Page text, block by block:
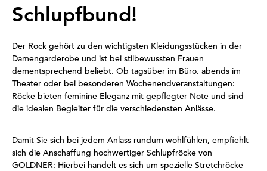
Schlupfbund!
Der Rock gehört zu den wichtigsten Kleidungsstücken in der
Damengarderobe und ist bei stilbewussten Frauen
dementsprechend beliebt. Ob tagsüber im Büro, abends im
Theater oder bei besonderen Wochenendveranstaltungen:
Röcke bieten feminine Eleganz mit gepflegter Note und sind
die idealen Begleiter für die verschiedensten Anlässe.
Damit Sie sich bei jedem Anlass rundum wohlfühlen, empfiehlt
sich die Anschaffung hochwertiger Schlupfröcke von
GOLDNER: Hierbei handelt es sich um spezielle Stretchröcke